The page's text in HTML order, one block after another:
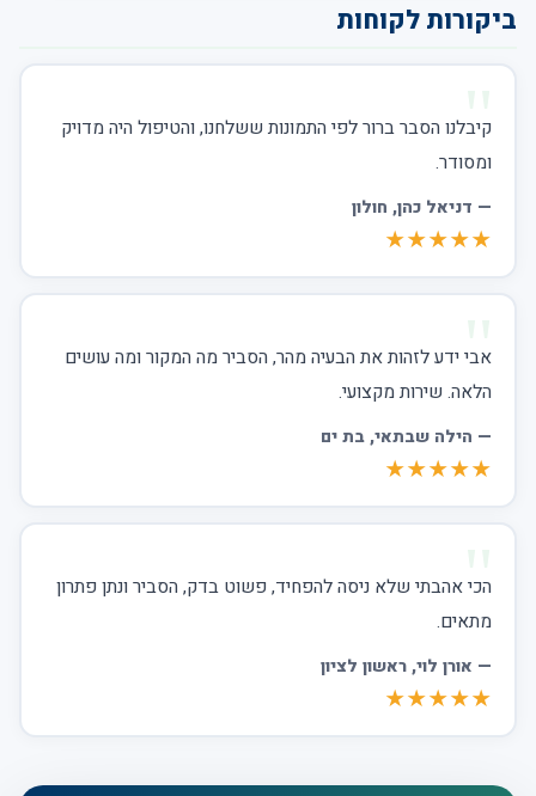
ביקורות לקוחות
קיבלנו הסבר ברור לפי התמונות ששלחנו, והטיפול היה מדויק
ומסודר.
— דניאל כהן, חולון
★★★★★
אבי ידע לזהות את הבעיה מהר, הסביר מה המקור ומה עושים
הלאה. שירות מקצועי.
— הילה שבתאי, בת ים
★★★★★
הכי אהבתי שלא ניסה להפחיד, פשוט בדק, הסביר ונתן פתרון
מתאים.
— אורן לוי, ראשון לציון
★★★★★